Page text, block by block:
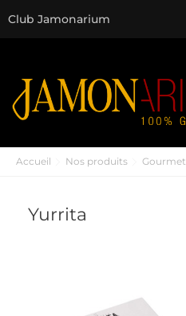
Club Jamonarium
Accueil Nos produits Gourmet
Yurrita